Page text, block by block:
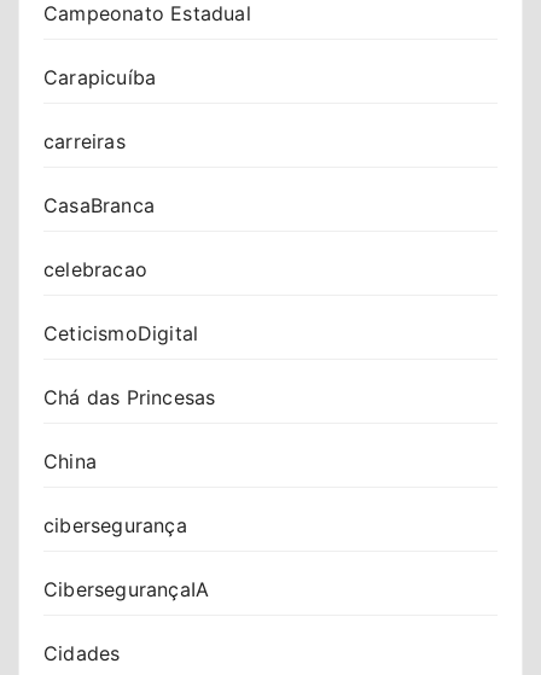
Campeonato Estadual
Carapicuíba
carreiras
CasaBranca
celebracao
CeticismoDigital
Chá das Princesas
China
cibersegurança
CibersegurançaIA
Cidades